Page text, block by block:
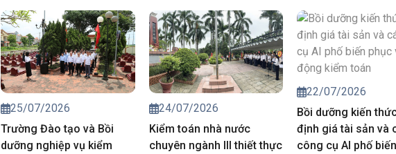
công tác đánh giá chuyên
môn, nghiệp vụ trong hoạt
động kiểm toán của Kiểm
toán nhà nước năm 2027
25/07/2026
Trường Đào tạo và Bồi
dưỡng nghiệp vụ kiểm
24/07/2026
Kiểm toán nhà nước
chuyên ngành III thiết thực
22/07/2026
Bồi dưỡng kiến
định giá tài sản và
công cụ AI phố